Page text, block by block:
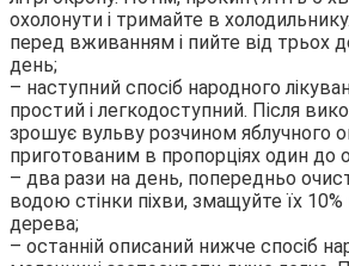
охолонути і тримайте в
перед вживанням і пийте від трьох
день;
– наступний спосіб народного
простий і легкодоступний. Після
зрошує вульву розчином яблучного
приготованим в пропорціях один до
– два рази на день, попередньо
водою стінки піхви, змащуйте їх
дерева;
– останній описаний нижче спосіб